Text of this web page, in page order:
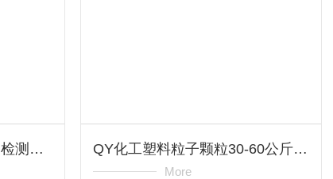
QY羊排牛排食品颗粒金属检测机设备 QY化工塑料粒子颗粒30-60公斤定量吨包机厂家
More